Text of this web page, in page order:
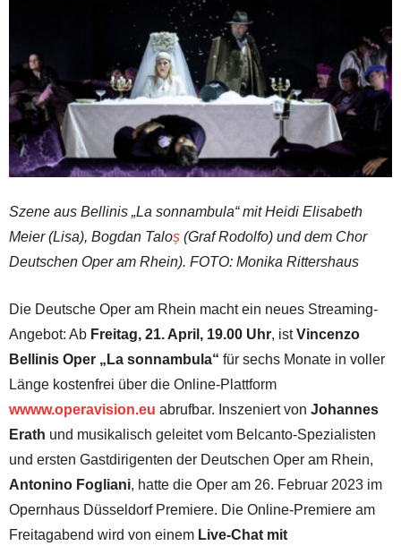
Szene aus Bellinis „La sonnambula“ mit Heidi Elisabeth
Meier (Lisa), Bogdan Taloș (Graf Rodolfo) und dem Chor
Deutschen Oper am Rhein). FOTO: Monika Rittershaus
Die Deutsche Oper am Rhein macht ein neues Streaming-
Angebot: Ab Freitag, 21. April, 19.00 Uhr, istVincenzo
Bellinis Oper „La sonnambula“ für sechs Monate in voller
Länge kostenfrei über die Online-Plattform
wwww.operavision.eu abrufbar. Inszeniert von Johannes
Erath und musikalisch geleitet vom Belcanto-Spezialisten
und ersten Gastdirigenten der Deutschen Oper am Rhein,
Antonino Fogliani, hatte die Oper am 26. Februar 2023 im
Opernhaus Düsseldorf Premiere. Die Online-Premiere am
Freitagabend wird von einem Live-Chat mit